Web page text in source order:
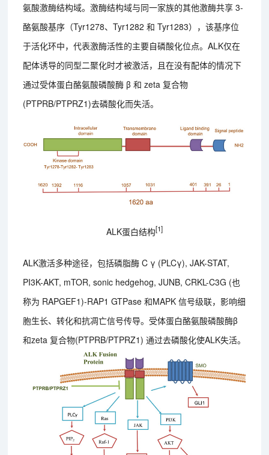
氨酸激酶结构域。激酶结构域与同一家族的其他激酶共享 3-
酪氨酸基序（Tyr1278、Tyr1282 和 Tyr1283），该基序位
于活化环中，代表激酶活性的主要自磷酸化位点。ALK仅在
配体诱导的同型二聚化时才被激活，且在没有配体的情况下
通过受体蛋白酪氨酸磷酸酶 β 和 zeta 复合物
(PTPRB/PTPRZ1)去磷酸化而失活。
ALK蛋白结构[1]
ALK激活多种途径，包括磷脂酶 C γ (PLCγ), JAK-STAT,
PI3K-AKT, mTOR, sonic hedgehog, JUNB, CRKL-C3G (也
称为 RAPGEF1)-RAP1 GTPase 和MAPK 信号级联，影响细
胞生长、转化和抗凋亡信号传导。受体蛋白酪氨酸磷酸酶β
和zeta 复合物(PTPRB/PTPRZ1) 通过去磷酸化使ALK失活。